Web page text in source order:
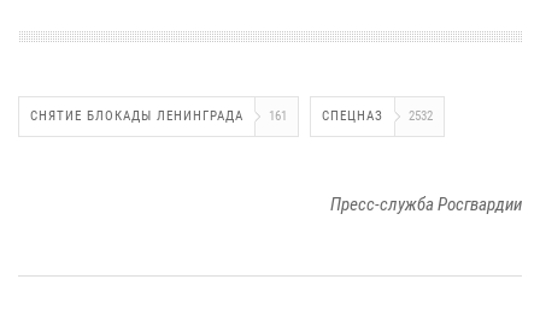
СНЯТИЕ БЛОКАДЫ ЛЕНИНГРАДА 161 СПЕЦНАЗ 2532
Пресс-служба Росгвардии